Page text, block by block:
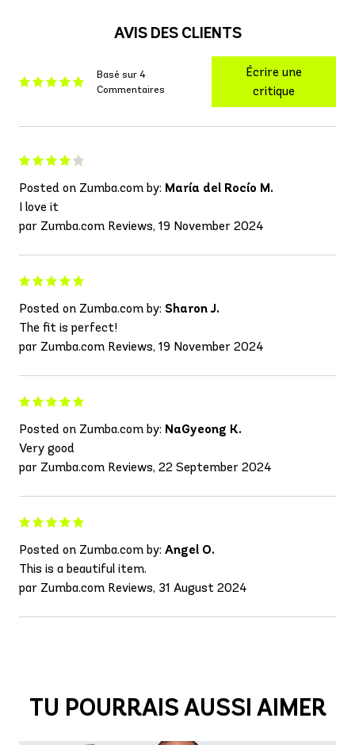
AVIS DES CLIENTS
Basé sur 4
Commentaires
Écrire une
critique
Posted on Zumba.com by: María del Rocío M.
I love it
par Zumba.com Reviews, 19 November 2024
Posted on Zumba.com by: Sharon J.
The fit is perfect!
par Zumba.com Reviews, 19 November 2024
Posted on Zumba.com by: NaGyeong K.
Very good
par Zumba.com Reviews, 22 September 2024
Posted on Zumba.com by: Angel O.
This is a beautiful item.
par Zumba.com Reviews, 31 August 2024
TU POURRAIS AUSSI AIMER